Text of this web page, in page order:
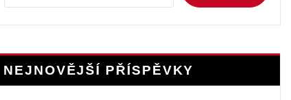
NEJNOVĚJŠÍ PŘÍSPĚVKY